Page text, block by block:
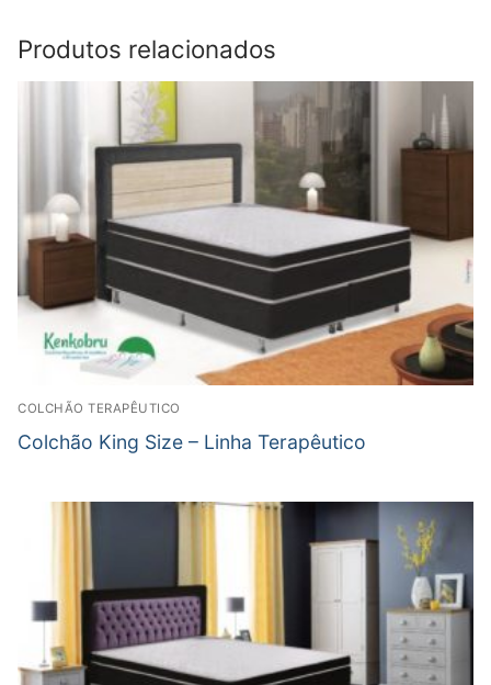
Produtos relacionados
COLCHÃO TERAPÊUTICO
Colchão King Size – Linha Terapêutico